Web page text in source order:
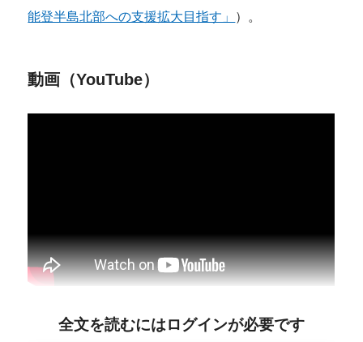
能登半島北部への支援拡大目指す」 ）。
動画（YouTube）
全文を読むにはログインが必要です